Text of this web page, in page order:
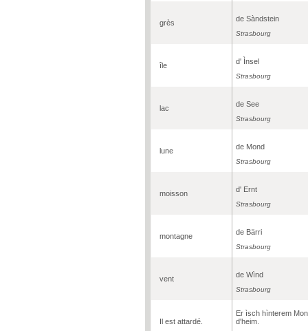
grès de Sàndstein
Strasbourg
île d' Ìnsel
Strasbourg
lac de See
Strasbourg
lune de Mond
Strasbourg
moisson d' Ernt
Strasbourg
montagne de Bärri
Strasbourg
vent de Wìnd
Strasbourg
Il est attardé.
Er ìsch hìnterem
d'heim.